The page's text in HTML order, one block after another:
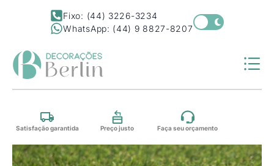
Fixo: (44) 3226-3234
WhatsApp: (44) 9 8827-8207
Satisfação garantida Preço justo Faça seu orçamento